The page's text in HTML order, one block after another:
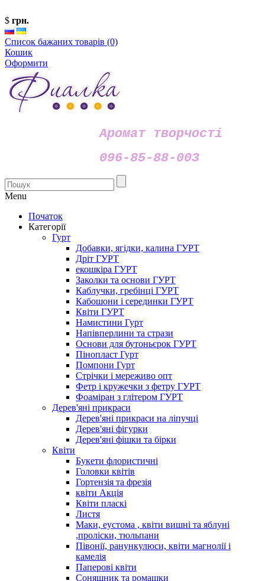
$ грн.
Список бажаних товарів (0)
Кошик
Оформити
Аромат творчості
096-85-88-003
Menu
Початок
Категорії
Гурт
Добавки, ягідки, калина ГУРТ
Дріт ГУРТ
екошкіра ГУРТ
Заколки та основи ГУРТ
Каблучки, гребінці ГУРТ
Кабошони і серединки ГУРТ
Квіти ГУРТ
Намистини Гурт
Напівперлини та стрази
Основи для бутоньєрок ГУРТ
Пінопласт Гурт
Помпони Гурт
Стрічки і мереживо опт
Фетр і кружечки з фетру ГУРТ
Фоаміран з глітером ГУРТ
Дерев'яні прикраси
Дерев'яні прикраси на ліпучці
Дерев'яні фігурки
Дерев'яні фішки та бірки
Квіти
Букети флористичні
Головки квітів
Гортензія та фрезія
квіти Акція
Квіти пласкі
Листя
Маки, еустома , квіти вишні та яблуні
,проліски, тюльпани
Півонії, ранункулюси, квіти магнолії і
камелія
Паперові квіти
Соняшник та ромашки